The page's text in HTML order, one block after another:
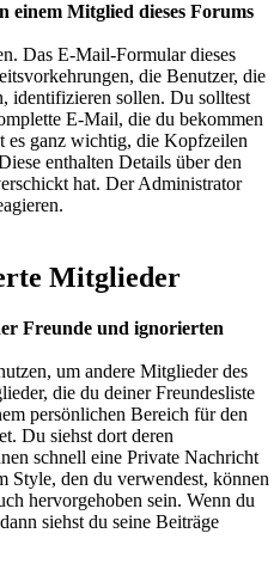
einem Mitglied dieses Forums
Das E-Mail-Formular dieses
die Benutzer, die
identifizieren sollen. Du solltest
E-Mail, die du bekommen
es ganz wichtig, die Kopfzeilen
enthalten Details über den
hat. Der Administrator
Mitglieder
Freunde und ignorierten
um andere Mitglieder des
die du deiner Freundesliste
persönlichen Bereich für den
Du siehst dort deren
schnell eine Private Nachricht
Style, den du verwendest, können
hervorgehoben sein. Wenn du
siehst du seine Beiträge